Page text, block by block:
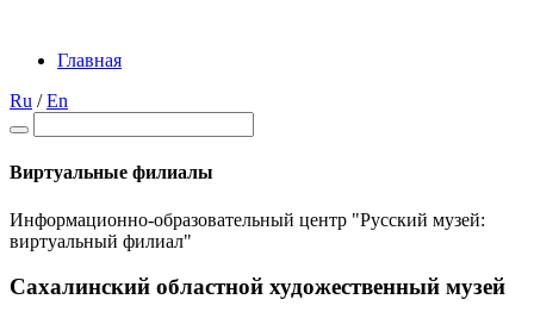
Главная
Ru /En
Виртуальные филиалы
Информационно-образовательный центр "Русский музей:
виртуальный филиал"
Сахалинский областной художественный музей